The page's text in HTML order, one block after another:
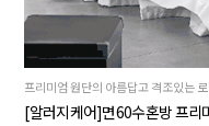
프리미엄 원단의 아름답고 격조있는
[알러지케어]면60수혼방 프리